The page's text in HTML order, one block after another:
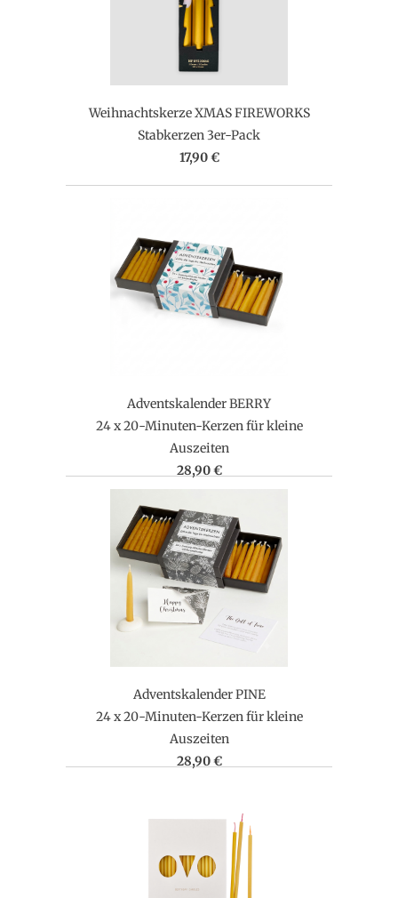
Weihnachtskerze XMAS FIREWORKS
Stabkerzen 3er-Pack
17,90 €
Adventskalender BERRY
24 x 20-Minuten-Kerzen für kleine
Auszeiten
28,90 €
Adventskalender PINE
24 x 20-Minuten-Kerzen für kleine
Auszeiten
28,90 €